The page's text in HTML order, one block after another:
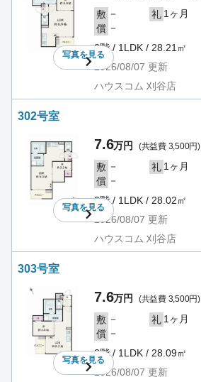
写真を見る
敷 － 礼 1ヶ月
償 －
3階 / 1LDK / 28.21㎡
2026/08/07 更新
ハウスコム 刈谷店
302号室
写真を見る
7.6万円 (共益費 3,500円)
敷 － 礼 1ヶ月
償 －
3階 / 1LDK / 28.02㎡
2026/08/07 更新
ハウスコム 刈谷店
303号室
写真を見る
7.6万円 (共益費 3,500円)
敷 － 礼 1ヶ月
償 －
3階 / 1LDK / 28.09㎡
2026/08/07 更新